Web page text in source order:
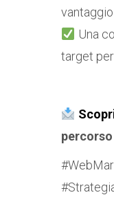
Una
target